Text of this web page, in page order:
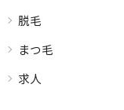
脱毛
まつ毛
求人